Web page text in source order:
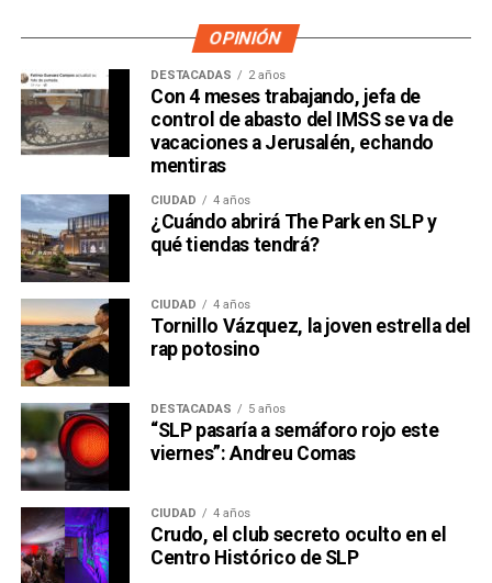
OPINIÓN
DESTACADAS 2 años
Con 4 meses trabajando, jefa de
control de abasto del IMSS se va de
vacaciones a Jerusalén, echando
mentiras
CIUDAD 4 años
¿Cuándo abrirá The Park en SLP y
qué tiendas tendrá?
CIUDAD 4 años
Tornillo Vázquez, la joven estrella del
rap potosino
DESTACADAS 5 años
“SLP pasaría a semáforo rojo este
viernes”: Andreu Comas
CIUDAD 4 años
Crudo, el club secreto oculto en el
Centro Histórico de SLP